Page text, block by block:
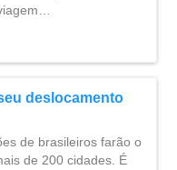
deslocamento
de brasileiros farão o
de 200 cidades. É